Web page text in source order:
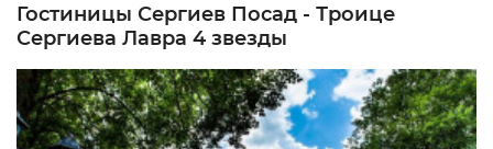
Гостиницы Сергиев Посад - Троице
Сергиева Лавра 4 звезды